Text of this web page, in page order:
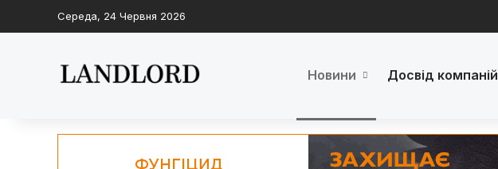
Середа, 24 Червня 2026
Новини Досвід компаній